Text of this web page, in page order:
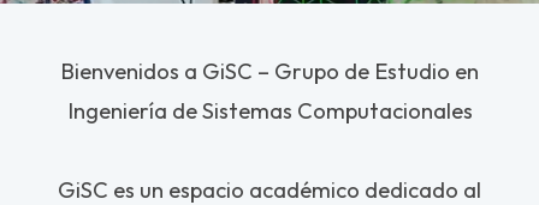
Bienvenidos a GiSC – Grupo de Estudio en
Ingeniería de Sistemas Computacionales
GiSC es un espacio académico dedicado al